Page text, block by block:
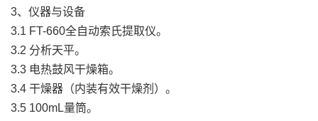
3、仪器与设备
3.1 FT-660全自动索氏提取仪。
3.2 分析天平。
3.3 电热鼓风干燥箱。
3.4 干燥器（内装有效干燥剂）。
3.5 100mL量筒。